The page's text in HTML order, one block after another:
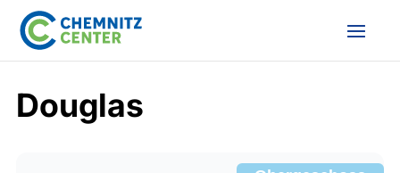
Douglas